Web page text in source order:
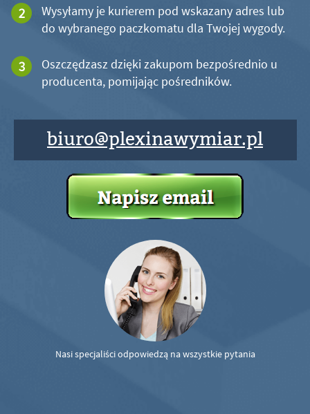
Wysyłamy je kurierem pod wskazany adres lub
do wybranego paczkomatu dla Twojej wygody.
Oszczędzasz dzięki zakupom bezpośrednio u
producenta, pomijając pośredników.
biuro@plexinawymiar.pl
Nasi specjaliści odpowiedzą na wszystkie pytania